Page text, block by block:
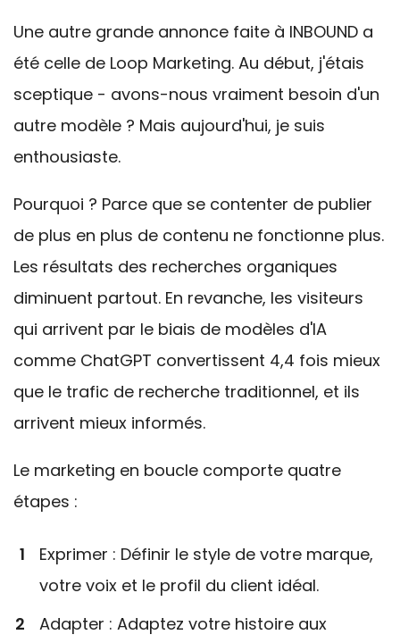
Une autre grande annonce faite à INBOUND a
été celle de Loop Marketing. Au début, j'étais
sceptique - avons-nous vraiment besoin d'un
autre modèle ? Mais aujourd'hui, je suis
enthousiaste.
Pourquoi ? Parce que se contenter de publier
de plus en plus de contenu ne fonctionne plus.
Les résultats des recherches organiques
diminuent partout. En revanche, les visiteurs
qui arrivent par le biais de modèles d'IA
comme ChatGPT convertissent 4,4 fois mieux
que le trafic de recherche traditionnel, et ils
arrivent mieux informés.
Le marketing en boucle comporte quatre
étapes :
Exprimer : Définir le style de votre marque,
votre voix et le profil du client idéal.
Adapter : Adaptez votre histoire aux